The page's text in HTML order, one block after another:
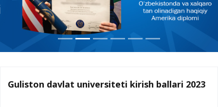
Guliston davlat universiteti kirish ballari 2023